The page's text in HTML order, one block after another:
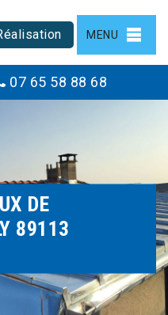
MENU
07 65 58 88 68
DE
89113